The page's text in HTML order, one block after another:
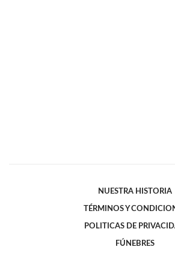
NUESTRA HISTORIA
TÉRMINOS Y
POLITICAS DE
FÚNEBRES